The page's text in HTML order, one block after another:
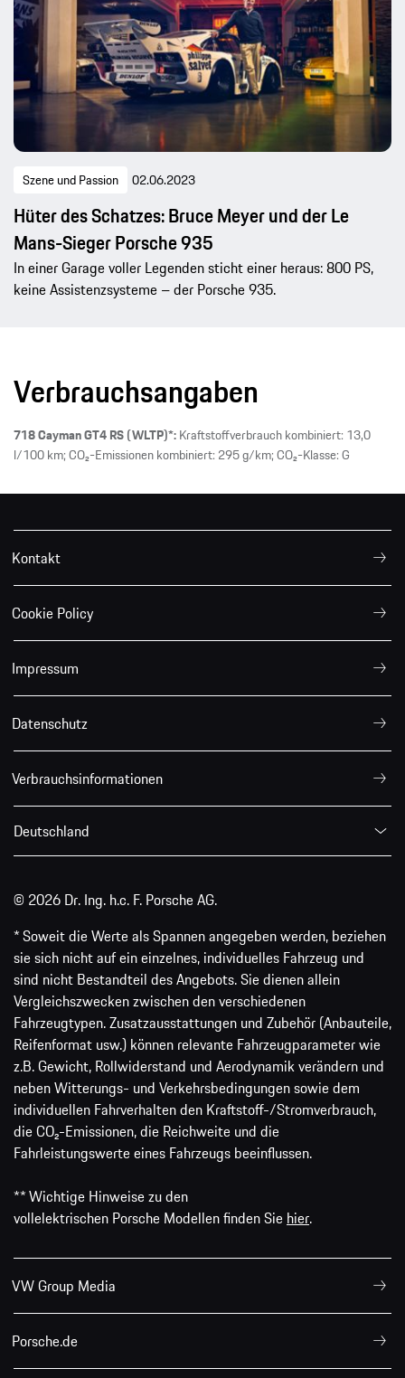
Szene und Passion 02.06.2023
Hüter des Schatzes: Bruce Meyer und der Le
Mans-Sieger Porsche 935
In einer Garage voller Legenden sticht einer heraus: 800 PS,
keine Assistenzsysteme – der Porsche 935.
Verbrauchsangaben
718 Cayman GT4 RS (WLTP)*:Kraftstoffverbrauch kombiniert: 13,0
l/100 km; CO₂-Emissionen kombiniert: 295 g/km; CO₂-Klasse: G
Kontakt
Cookie Policy
Impressum
Datenschutz
Verbrauchsinformationen
Deutschland
© 2026 Dr. Ing. h.c. F. Porsche AG.
* Soweit die Werte als Spannen angegeben werden, beziehen
sie sich nicht auf ein einzelnes, individuelles Fahrzeug und
sind nicht Bestandteil des Angebots. Sie dienen allein
Vergleichszwecken zwischen den verschiedenen
Fahrzeugtypen. Zusatzausstattungen und Zubehör (Anbauteile,
Reifenformat usw.) können relevante Fahrzeugparameter wie
z.B. Gewicht, Rollwiderstand und Aerodynamik verändern und
neben Witterungs- und Verkehrsbedingungen sowie dem
individuellen Fahrverhalten den Kraftstoff-/Stromverbrauch,
die CO₂-Emissionen, die Reichweite und die
Fahrleistungswerte eines Fahrzeugs beeinflussen.
** Wichtige Hinweise zu den
vollelektrischen Porsche Modellen finden Sie hier.
VW Group Media
Porsche.de